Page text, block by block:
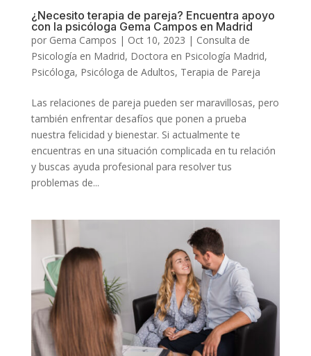
¿Necesito terapia de pareja? Encuentra apoyo
con la psicóloga Gema Campos en Madrid
por Gema Campos | Oct 10, 2023 | Consulta de
Psicología en Madrid, Doctora en Psicología Madrid,
Psicóloga, Psicóloga de Adultos, Terapia de Pareja
Las relaciones de pareja pueden ser maravillosas, pero
también enfrentar desafíos que ponen a prueba
nuestra felicidad y bienestar. Si actualmente te
encuentras en una situación complicada en tu relación
y buscas ayuda profesional para resolver tus
problemas de...